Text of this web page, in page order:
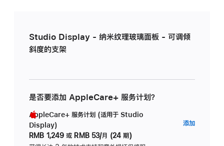
Studio Display - 纳米纹理玻璃面板 - 可调倾
斜度的支架
是否要添加 AppleCare+ 服务计划？
AppleCare+ 服务计划 (适用于 Studio
Display)
RMB 1,249 或 RMB 53/月 (24 期)
添加